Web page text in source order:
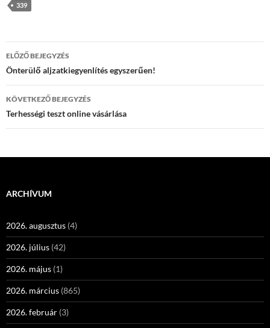
339
Bejegyzés
navigáció
ELŐZŐ BEJEGYZÉS
Önterülő aljzatkiegyenlítés egyszerűen!
KÖVETKEZŐ BEJEGYZÉS
Terhességi teszt online vásárlása
ARCHÍVUM
2026. augusztus (4)
2026. július (42)
2026. május (1)
2026. március (865)
2026. február (3)